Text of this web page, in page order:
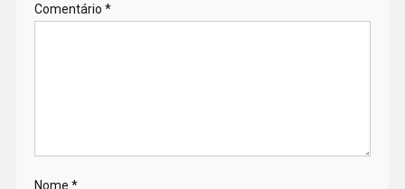
Comentário *
Nome *